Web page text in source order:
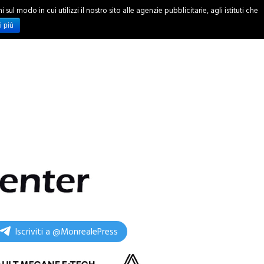
INCHIESTE
Iscriviti a @MonrealePress
modo in cui utilizzi il nostro sito alle agenzie pubblicitarie, agli istituti che
più